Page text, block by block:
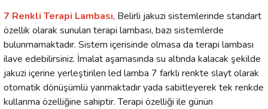
7 Renkli Terapi Lambası, Belirli jakuzi sistemlerinde standart
özellik olarak sunulan terapi lambası, bazı sistemlerde
bulunmamaktadır. Sistem içerisinde olmasa da terapi lambası
ilave edebilirsiniz. İmalat aşamasında su altında kalacak şekilde
jakuzi içerine yerleştirilen led lamba 7 farklı renkte slayt olarak
otomatik dönüşümlü yanmaktadır yada sabitleyerek tek renkde
kullanma özelliğine sahiptir. Terapi özelliği ile günün